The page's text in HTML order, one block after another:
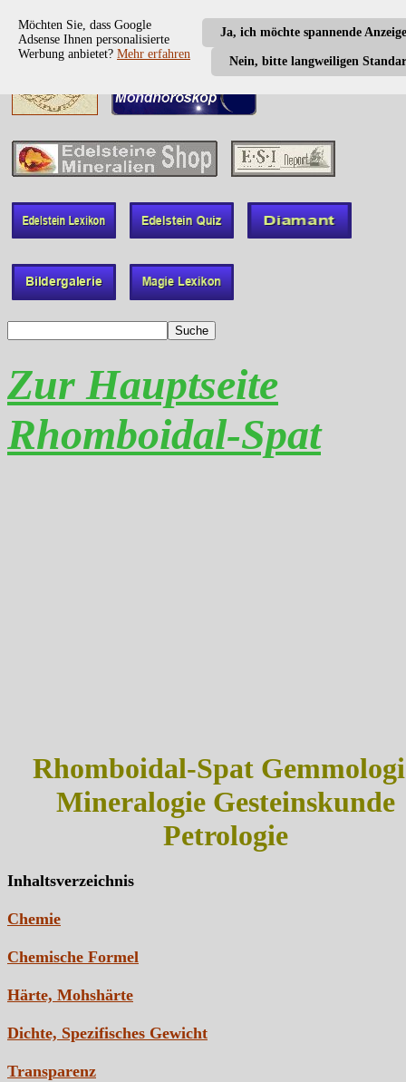
Ja, ich möchte spannende
Nein, bitte langweiligen
Möchten Sie, dass Google
Adsense Ihnen personalisierte
Werbung anbietet? Mehr erfahren
Zur Hauptseite
Rhomboidal-Spat
Rhomboidal-Spat
Mineralogie Gesteinskunde
Petrologie
Inhaltsverzeichnis
Chemie
Chemische Formel
Härte, Mohshärte
Dichte, Spezifisches Gewicht
Transparenz